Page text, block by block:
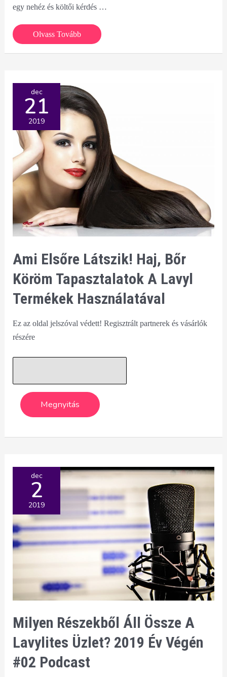
egy nehéz és költői kérdés …
Mit
jelent
szabadság?
Olvass Tovább
dec
21
2019
Ami Elsőre Látszik! Haj, Bőr
Köröm Tapasztalatok A Lavyl
Termékek Használatával
Ez az oldal jelszóval védett! Regisztrált partnerek és vásárlók
részére
dec
2
2019
Milyen Részekből Áll Össze A
Lavylites Üzlet? 2019 Év Végén
#02 Podcast